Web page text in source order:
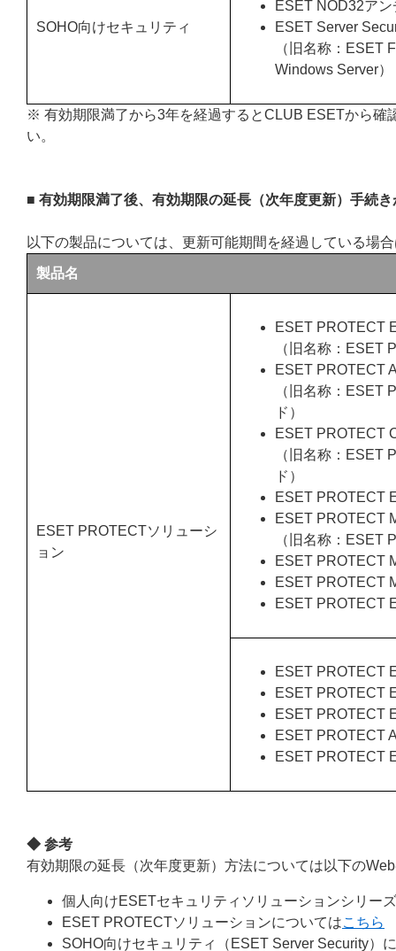
SOHO向けセキュリティ
ESET NOD32ア
ESET Server
（旧名称：ESET
Windows Server）
※ 有効期限満了から3年を経過するとCLUB ESETから確
い。
■ 有効期限満了後、有効期限の延長（次年度更新）手続
以下の製品については、更新可能期間を経過している場
製品名
ESET PROTECTソリューシ
ョン
ESET PROTECT
（旧名称：ESET
ESET PROTECT
（旧名称：ESET
ド）
ESET PROTECT
（旧名称：ESET
ド）
ESET PROTECT
ESET PROTECT
（旧名称：ESET
ESET PROTECT
ESET PROTECT
ESET PROTECT
ESET PROTECT
ESET PROTECT
ESET PROTECT
ESET PROTECT
ESET PROTECT
◆ 参考
有効期限の延長（次年度更新）方法については以下の
個人向けESETセキュリティソリューションシリー
ESET PROTECTソリューションについてはこちら
SOHO向けセキュリティ（ESET Server Security）